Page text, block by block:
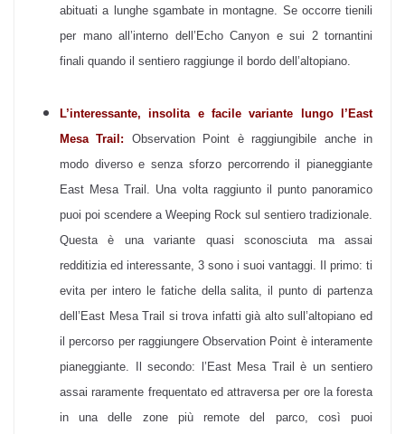
abituati a lunghe sgambate in montagne. Se occorre tienili
per mano all’interno dell’Echo Canyon e sui 2 tornantini
finali quando il sentiero raggiunge il bordo dell’altopiano.
L’interessante, insolita e facile variante lungo l’East
Mesa Trail: Observation Point è raggiungibile anche in
modo diverso e senza sforzo percorrendo il pianeggiante
East Mesa Trail. Una volta raggiunto il punto panoramico
puoi poi scendere a Weeping Rock sul sentiero tradizionale.
Questa è una variante quasi sconosciuta ma assai
redditizia ed interessante, 3 sono i suoi vantaggi. Il primo: ti
evita per intero le fatiche della salita, il punto di partenza
dell’East Mesa Trail si trova infatti già alto sull’altopiano ed
il percorso per raggiungere Observation Point è interamente
pianeggiante. Il secondo: l’East Mesa Trail è un sentiero
assai raramente frequentato ed attraversa per ore la foresta
in una delle zone più remote del parco, così puoi